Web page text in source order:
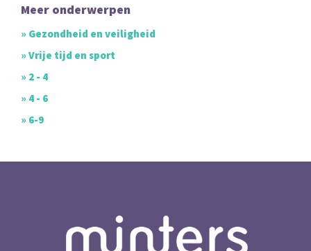
Meer onderwerpen
» Gezondheid en veiligheid
» Vrije tijd en sport
» 2 - 4
» 4 - 6
» 6-9